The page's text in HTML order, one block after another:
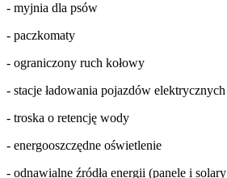
- myjnia dla psów
- paczkomaty
- ograniczony ruch kołowy
- stacje ładowania pojazdów elektrycznych
- troska o retencję wody
- energooszczędne oświetlenie
- odnawialne źródła energii (panele i solary